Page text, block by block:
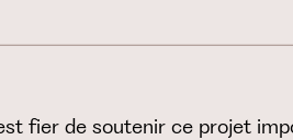
fier de soutenir ce projet